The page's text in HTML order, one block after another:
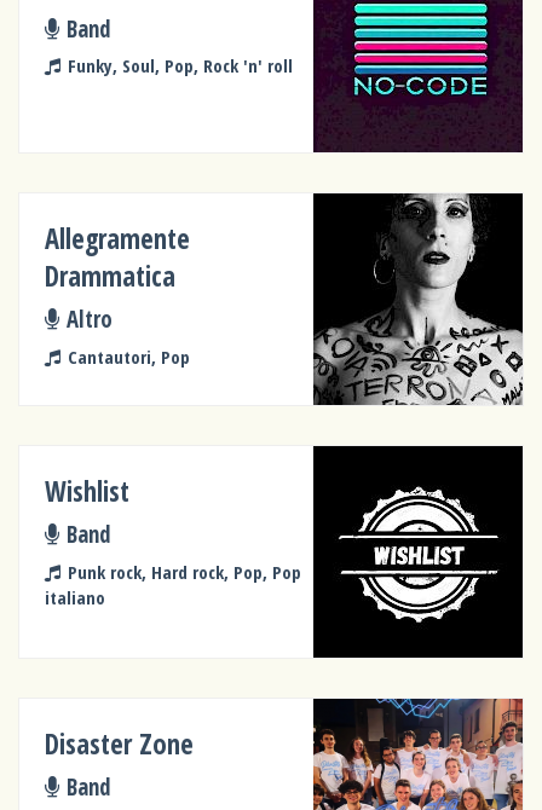
Band
Funky, Soul, Pop, Rock 'n' roll
Allegramente
Drammatica
Altro
Cantautori, Pop
Wishlist
Band
Punk rock, Hard rock, Pop, Pop
italiano
Disaster Zone
Band